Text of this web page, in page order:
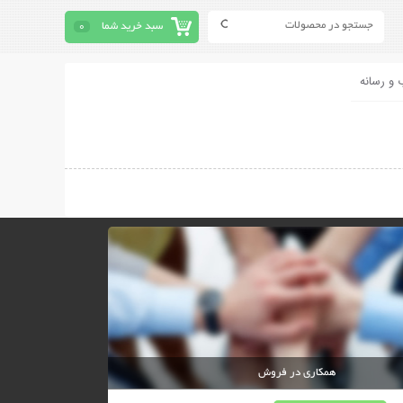
سبد خرید شما 0
و رسانه
همکاری در فروش